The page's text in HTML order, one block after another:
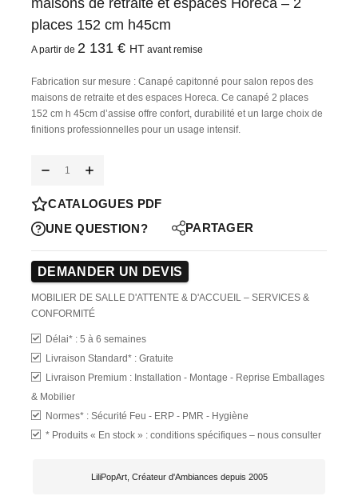
places 152 cm h45cm
A partir de 2 131 € HT avant remise
Fabrication sur mesure : Canapé capitonné pour salon repos des
maisons de retraite et des espaces Horeca. Ce canapé 2 places
152 cm h 45cm d’assise offre confort, durabilité et un large choix de
finitions professionnelles pour un usage intensif.
CATALOGUES PDF
UNE QUESTION?
PARTAGER
DEMANDER UN DEVIS
MOBILIER DE SALLE D'ATTENTE & D'ACCUEIL – SERVICES &
CONFORMITÉ
Délai* : 5 à 6 semaines
Livraison Standard* : Gratuite
Livraison Premium : Installation - Montage - Reprise Emballages
& Mobilier
Normes* : Sécurité Feu - ERP - PMR - Hygiène
* Produits « En stock » : conditions spécifiques – nous consulter
LiliPopArt, Créateur d'Ambiances depuis 2005